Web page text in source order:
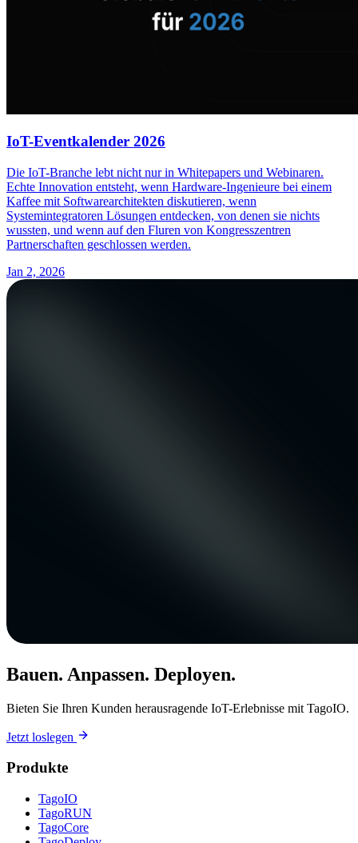
IoT-Eventkalender 2026
Die IoT-Branche lebt nicht nur in Whitepapers und Webinaren.
Echte Innovation entsteht, wenn Hardware-Ingenieure bei einem
Kaffee mit Softwarearchitekten diskutieren, wenn
Systemintegratoren Lösungen entdecken, von denen sie nichts
wussten, und wenn auf den Fluren von Kongresszentren
Partnerschaften geschlossen werden.
Jan 2, 2026
Bauen. Anpassen. Deployen.
Bieten Sie Ihren Kunden herausragende IoT-Erlebnisse mit TagoIO.
Jetzt loslegen
Produkte
TagoIO
TagoRUN
TagoCore